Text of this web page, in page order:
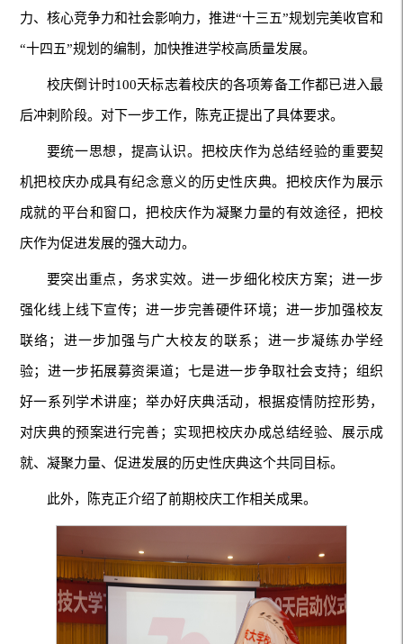
力、核心竞争力和社会影响力，推进“十三五”规划完美收官和
“十四五”规划的编制，加快推进学校高质量发展。
校庆倒计时100天标志着校庆的各项筹备工作都已进入最
后冲刺阶段。对下一步工作，陈克正提出了具体要求。
要统一思想，提高认识。把校庆作为总结经验的重要契
机把校庆办成具有纪念意义的历史性庆典。把校庆作为展示
成就的平台和窗口，把校庆作为凝聚力量的有效途径，把校
庆作为促进发展的强大动力。
要突出重点，务求实效。进一步细化校庆方案；进一步
强化线上线下宣传；进一步完善硬件环境；进一步加强校友
联络；进一步加强与广大校友的联系；进一步凝练办学经
验；进一步拓展募资渠道；七是进一步争取社会支持；组织
好一系列学术讲座；举办好庆典活动，根据疫情防控形势，
对庆典的预案进行完善；实现把校庆办成总结经验、展示成
就、凝聚力量、促进发展的历史性庆典这个共同目标。
此外，陈克正介绍了前期校庆工作相关成果。